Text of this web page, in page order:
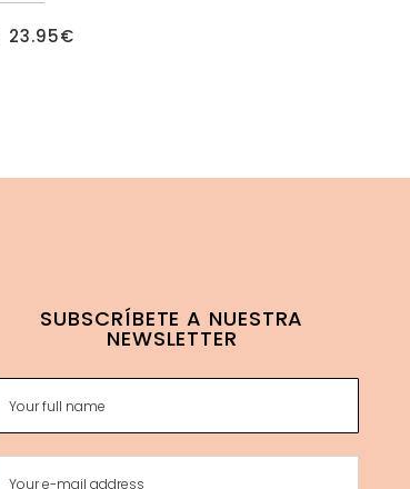
El
precio
23.95€
SUBSCRÍBETE A NUESTRA
NEWSLETTER